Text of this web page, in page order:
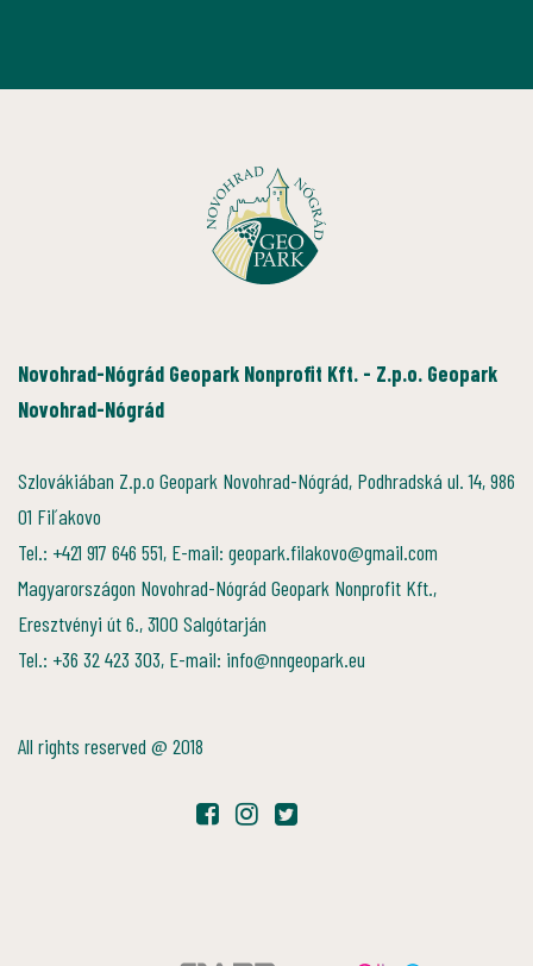
Novohrad-Nógrád Geopark Nonprofit Kft. - Z.p.o. Geopark
Novohrad-Nógrád
Szlovákiában Z.p.o Geopark Novohrad-Nógrád, Podhradská ul. 14, 986
01 Fiľakovo
Tel.: +421 917 646 551, E-mail: geopark.filakovo@gmail.com
Magyarországon Novohrad-Nógrád Geopark Nonprofit Kft.,
Eresztvényi út 6., 3100 Salgótarján
Tel.: +36 32 423 303, E-mail: info@nngeopark.eu
All rights reserved @ 2018